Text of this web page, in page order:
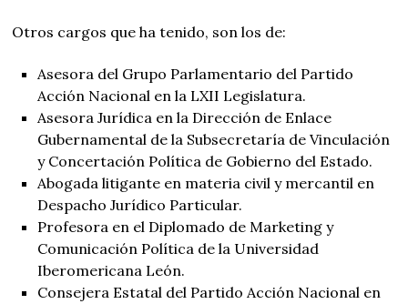
Otros cargos que ha tenido, son los de:
Asesora del Grupo Parlamentario del Partido
Acción Nacional en la LXII Legislatura.
Asesora Jurídica en la Dirección de Enlace
Gubernamental de la Subsecretaría de Vinculación
y Concertación Política de Gobierno del Estado.
Abogada litigante en materia civil y mercantil en
Despacho Jurídico Particular.
Profesora en el Diplomado de Marketing y
Comunicación Política de la Universidad
Iberomericana León.
Consejera Estatal del Partido Acción Nacional en